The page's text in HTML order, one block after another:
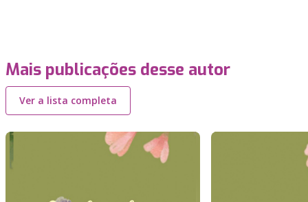
Mais publicações desse autor
Ver a lista completa